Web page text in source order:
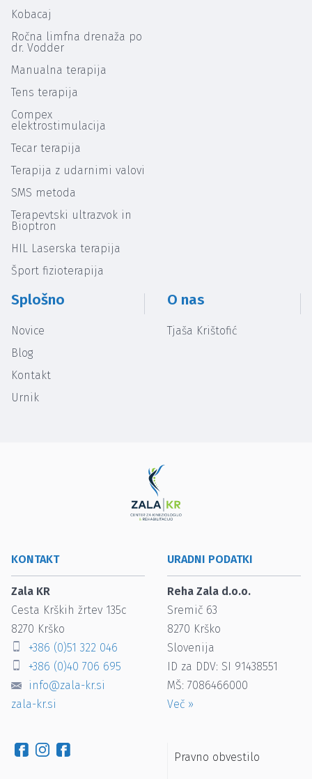
Kobacaj
Ročna limfna drenaža po
dr. Vodder
Manualna terapija
Tens terapija
Compex
elektrostimulacija
Tecar terapija
Terapija z udarnimi valovi
SMS metoda
Terapevtski ultrazvok in
Bioptron
HIL Laserska terapija
Šport fizioterapija
Splošno
Novice
Blog
Kontakt
Urnik
O nas
Tjaša Krištofić
KONTAKT
Zala KR
Cesta Krških žrtev 135c
8270 Krško
+386 (0)51 322 046
+386 (0)40 706 695
info@zala-kr.si
zala-kr.si
URADNI PODATKI
Reha Zala d.o.o.
Sremič 63
8270 Krško
Slovenija
ID za DDV: SI 91438551
MŠ: 7086466000
Več »
Pravno obvestilo